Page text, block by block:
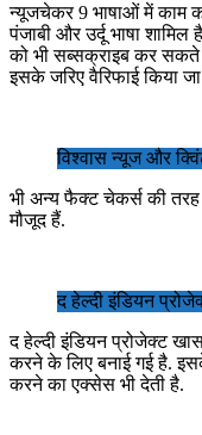
न्यूजचेकर 9 भाषाओं में काम
पंजाबी और उर्दू भाषा
को भी सब्सक्राइब कर सकते
इसके जरिए वैरिफाई किया
विश्वास न्यूज और
भी अन्य फैक्ट चेकर्स की तरह
मौजूद हैं.
द हेल्‍दी इंडियन
द हेल्‍दी इंडियन प्रोजेक्‍ट
करने के लिए बनाई गई है.
करने का एक्सेस भी देती है.